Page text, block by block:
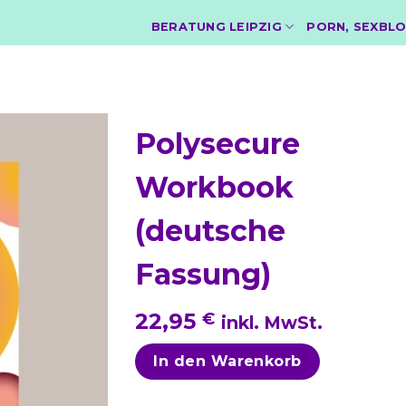
BERATUNG LEIPZIG PORN,
Polysecure
Workbook
(deutsche
Fassung)
22,95 € inkl. MwSt.
In den Warenkorb